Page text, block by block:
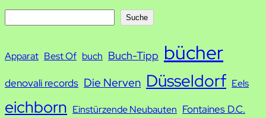
c
Suche
Apparat Best Of buch Buch-Tipp bücher
denovali records Die Nerven Düsseldorf Eels
eichborn Einstürzende Neubauten Fontaines D.C.